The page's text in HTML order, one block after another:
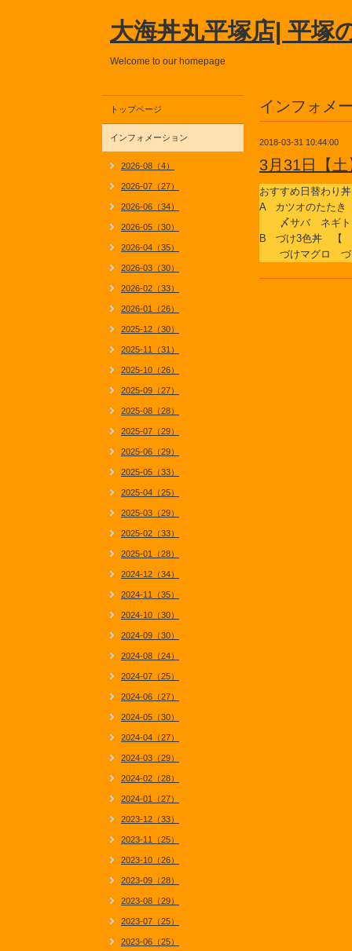
大海丼丸平塚店| 平塚
Welcome to our homepage
インフォメ
2018-03-31 10:44:00
3月31日【
おすすめ日替わり丼
A カツオのたた
〆サバ ネギト
B づけ3色丼 【
づけマグロ づ
トップページ
インフォメーション
2026-08（4）
2026-07（27）
2026-06（34）
2026-05（30）
2026-04（35）
2026-03（30）
2026-02（33）
2026-01（26）
2025-12（30）
2025-11（31）
2025-10（26）
2025-09（27）
2025-08（28）
2025-07（29）
2025-06（29）
2025-05（33）
2025-04（25）
2025-03（29）
2025-02（33）
2025-01（28）
2024-12（34）
2024-11（35）
2024-10（30）
2024-09（30）
2024-08（24）
2024-07（25）
2024-06（27）
2024-05（30）
2024-04（27）
2024-03（29）
2024-02（28）
2024-01（27）
2023-12（33）
2023-11（25）
2023-10（26）
2023-09（28）
2023-08（29）
2023-07（25）
2023-06（25）